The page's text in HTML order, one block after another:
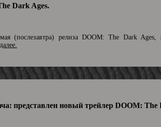
Dark Ages.
(послезавтра) релиза DOOM: The Dark Ages,
представлен новый трейлер DOOM: The